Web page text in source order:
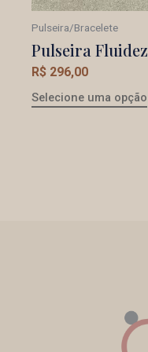
Pulseira/Bracelete
Pulseira Fluidez
R$ 296,00
Selecione uma opção